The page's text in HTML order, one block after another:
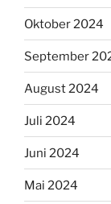
Oktober 2024
September
August 2024
Juli 2024
Juni 2024
Mai 2024